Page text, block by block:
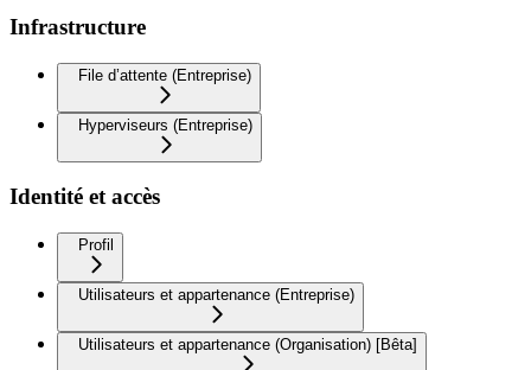
Infrastructure
File d’attente (Entreprise)
Hyperviseurs (Entreprise)
Identité et accès
Profil
Utilisateurs et appartenance (Entreprise)
Utilisateurs et appartenance (Organisation) [Bêta]